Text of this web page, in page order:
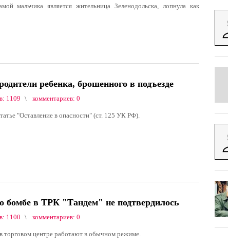
мальчика является жительница Зеленодольска, лопнула как
ребенка, брошенного в подъезде
1109 комментариев: 0
"Оставление в опасности" (ст. 125 УК РФ).
бомбе в ТРК "Тандем" не подтвердилось
1100 комментариев: 0
торговом центре работают в обычном режиме.